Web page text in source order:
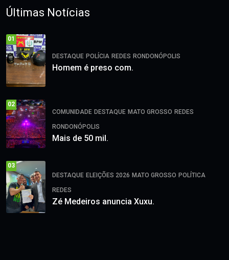
Últimas Notícias
01
DESTAQUE POLÍCIA REDES RONDONÓPOLIS
Homem é preso com.
02
COMUNIDADE DESTAQUE MATO GROSSO REDES
RONDONÓPOLIS
Mais de 50 mil.
03
DESTAQUE ELEIÇÕES 2026 MATO GROSSO POLÍTICA
REDES
Zé Medeiros anuncia Xuxu.